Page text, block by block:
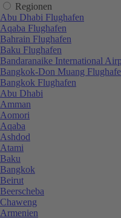
Regionen
Abu Dhabi Flughafen
Aqaba Flughafen
Bahrain Flughafen
Baku Flughafen
Bandaranaike International
Bangkok-Don Muang
Bangkok Flughafen
Abu Dhabi
Amman
Aomori
Aqaba
Ashdod
Atami
Baku
Bangkok
Beirut
Beerscheba
Chaweng
Armenien